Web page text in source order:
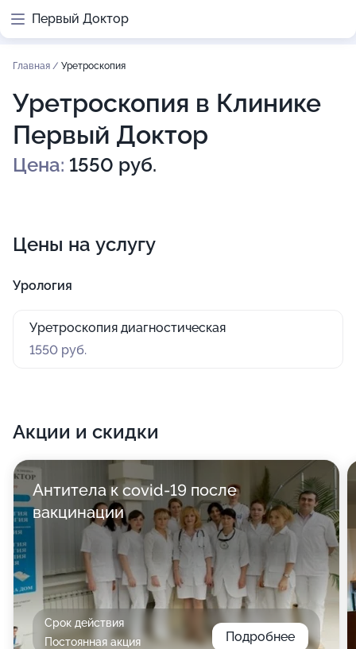
Первый Доктор
Главная / Уретроскопия
Уретроскопия в Клинике
Первый Доктор
Цена: 1550 руб.
Цены на услугу
Урология
Уретроскопия диагностическая
1550 руб.
Акции и скидки
Антитела к covid-19 после
вакцинации
Срок действия
Постоянная акция
Подробнее